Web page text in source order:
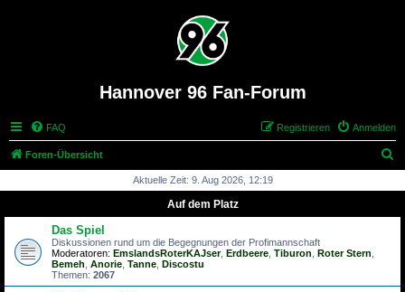
Hannover 96 Fan-Forum
FAQ Anmelden
Registrieren
Foren-Übersicht
h
Aktuelle Zeit: 9. Aug 2026, 12:19
Auf dem Platz
Das Spiel
Diskussionen rund um die Begegnungen der Profimannschaft
Moderatoren: EmslandsRoterKAJser, Erdbeere Tiburon Roter Stern
Bemeh Anorie Tanne Discostu
Themen: 2067